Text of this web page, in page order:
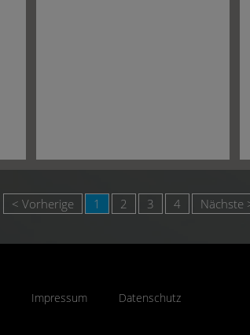
< Vorherige 1 2 3 4 Nächste
Impressum Datenschutz